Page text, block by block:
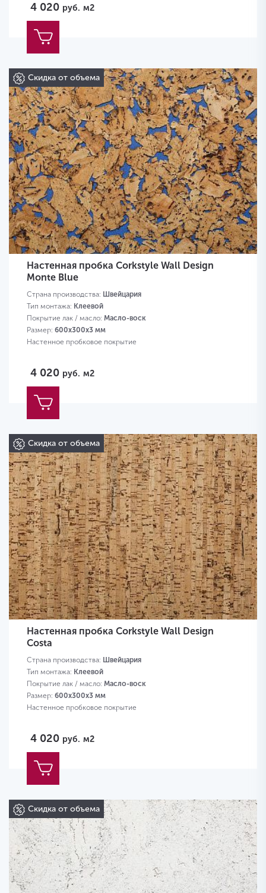
4 020 руб. м2
Скидка от объема
Настенная пробка Corkstyle Wall Design
Monte Blue
Страна производства: Швейцария
Тип монтажа: Клеевой
Покрытие лак / масло: Масло-воск
Размер: 600х300х3 мм
Настенное пробковое покрытие
4 020 руб. м2
Скидка от объема
Настенная пробка Corkstyle Wall Design
Costa
Страна производства: Швейцария
Тип монтажа: Клеевой
Покрытие лак / масло: Масло-воск
Размер: 600х300х3 мм
Настенное пробковое покрытие
4 020 руб. м2
Скидка от объема